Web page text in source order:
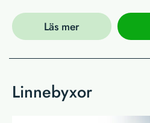
Läs mer
Linnebyxor